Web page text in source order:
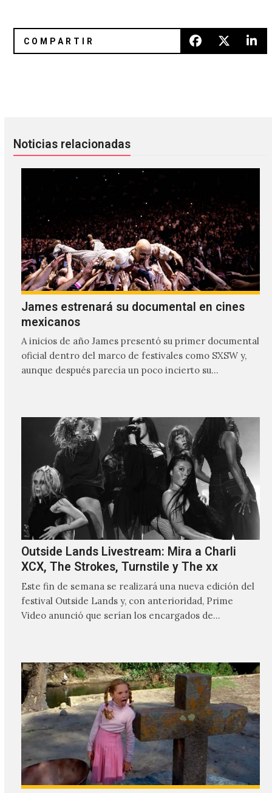
Noticias relacionadas
James estrenará su documental en cines
mexicanos
A inicios de año James presentó su primer documental
oficial dentro del marco de festivales como SXSW y,
aunque después parecía un poco incierto su…
Outside Lands Livestream: Mira a Charli
XCX, The Strokes, Turnstile y The xx
Este fin de semana se realizará una nueva edición del
festival Outside Lands y, con anterioridad, Prime
Video anunció que serían los encargados de